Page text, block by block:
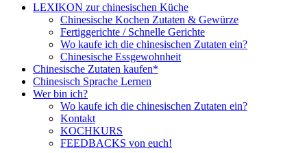
LEXIKON zur chinesischen Küche
Chinesische Kochen Zutaten & Gewürze
Fertiggerichte / Schnelle Gerichte
Wo kaufe ich die chinesischen Zutaten ein?
Chinesische Essgewohnheit
Chinesische Zutaten kaufen*
Chinesisch Sprache Lernen
Wer bin ich?
Wo kaufe ich die chinesischen Zutaten ein?
Kontakt
KOCHKURS
FEEDBACKS von euch!